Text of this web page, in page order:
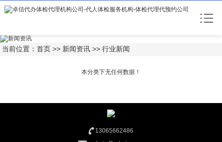
当前位置：首页 >> 新闻资讯 >>行业新闻
本分类下无任何数据！
13065662486